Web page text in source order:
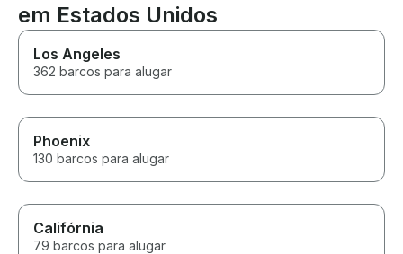
em Estados Unidos
Los Angeles
362 barcos para alugar
Phoenix
130 barcos para alugar
Califórnia
79 barcos para alugar